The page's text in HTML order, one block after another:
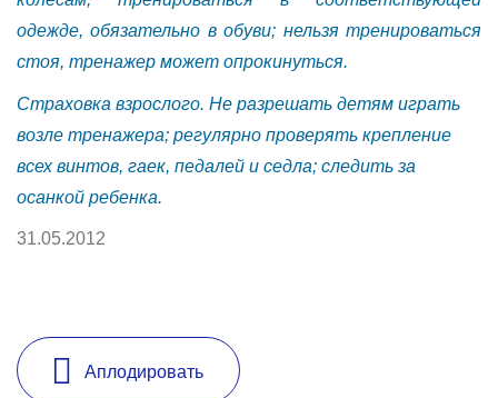
одежде, обязательно в обуви; нельзя тренироваться
стоя, тренажер может опрокинуться.
Страховка взрослого. Не разрешать детям играть
возле тренажера; регулярно проверять крепление
всех винтов, гаек, педалей и седла; следить за
осанкой ребенка.
31.05.2012
Аплодировать